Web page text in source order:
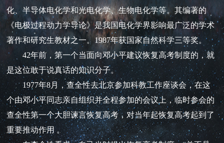
化、半导体电化学和光电化学、生物电化学等。其编著的
《电极过程动力学导论》是我国电化学界影响最广泛的学术
著作和研究生教材之一。1987年获国家自然科学三等奖。
42年前，第一个当面向邓小平建议恢复高考制度的，就
是这位敢于说真话的知识分子。
1977年8月，查全性去北京参加科教工作座谈会，在这
个由邓小平同志亲自组织并全程参加的会议上，临时参会的
查全性第一个大胆谏言恢复高考，对当年起恢复高考起到了
重要推动作用 。